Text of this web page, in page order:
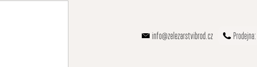
info@zelezarstvibrod.cz